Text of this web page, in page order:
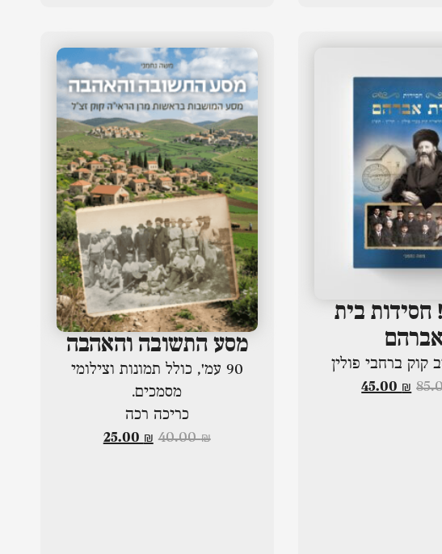
בית
אברהם
קוק ברחבי פולין
45.00 ₪
מסע התשובה והאהבה
90 עמ', כולל תמונות וצילומי
מסמכים.
כריכה רכה
40.00₪
25.00 ₪